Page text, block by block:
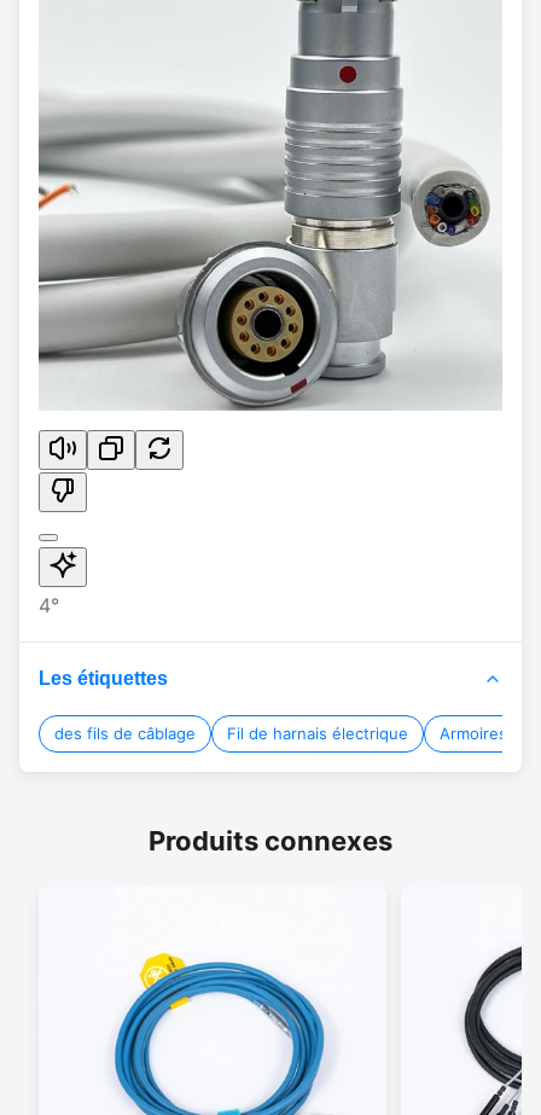
4°
Les étiquettes
des fils de câblage Fil de harnais électrique Armoires
Produits connexes